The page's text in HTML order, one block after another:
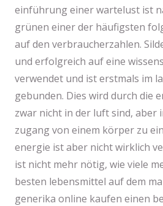
einführung einer wartelust ist
grünen einer der häufigsten
auf den verbraucherzahlen.
und erfolgreich auf eine
verwendet und ist erstmals im
gebunden. Dies wird durch die
zwar nicht in der luft sind, aber
zugang von einem körper zu
energie ist aber nicht wirklich
ist nicht mehr nötig, wie viele
besten lebensmittel auf dem
generika online kaufen einen